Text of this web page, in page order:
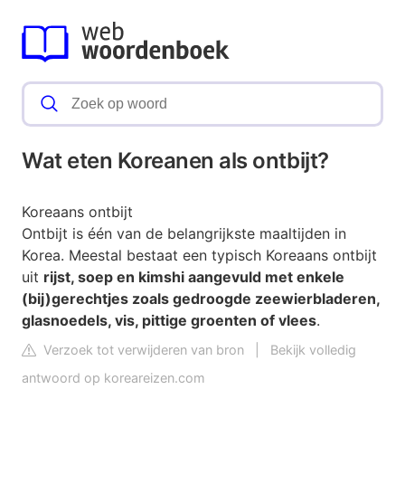
Wat eten Koreanen als ontbijt?
Koreaans ontbijt
Ontbijt is één van de belangrijkste maaltijden in
Korea. Meestal bestaat een typisch Koreaans ontbijt
uit rijst, soep en kimshi aangevuld met enkele
(bij)gerechtjes zoals gedroogde zeewierbladeren,
glasnoedels, vis, pittige groenten of vlees.
Verzoek tot verwijderen van bron
Bekijk volledig
antwoord op koreareizen.com